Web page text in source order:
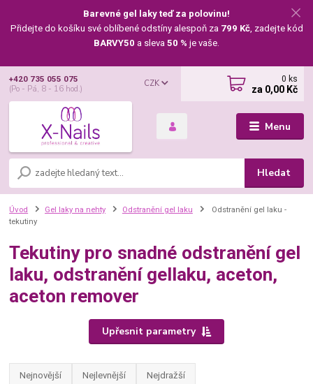
Barevné gel laky teď za polovinu!
Přidejte do košíku své oblíbené odstíny alespoň za 799 Kč, zadejte kód
BARVY50 a sleva 50 % je vaše.
Menu
CZK
Hledat
+420 735 055 075
(Po - Pá, 8 - 16 hod.)
0 ks
za 0,00 Kč
Úvod Gel laky na nehty Odstranění gel laku
Odstranění gel laku -
tekutiny
Tekutiny pro snadné odstranění gel
laku, odstranění gellaku, aceton,
aceton remover
Upřesnit parametry
Nejnovější Nejlevnější Nejdražší